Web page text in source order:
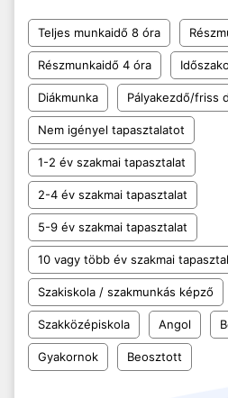
Teljes munkaidő 8 óra
Részmunkaidő 4 óra
Diákmunka Pályakezdő/friss
Nem igényel tapasztalatot
1-2 év szakmai tapasztalat
2-4 év szakmai tapasztalat
5-9 év szakmai tapasztalat
10 vagy több év szakmai
Szakiskola / szakmunkás képző
Szakközépiskola Angol
Gyakornok Beosztott